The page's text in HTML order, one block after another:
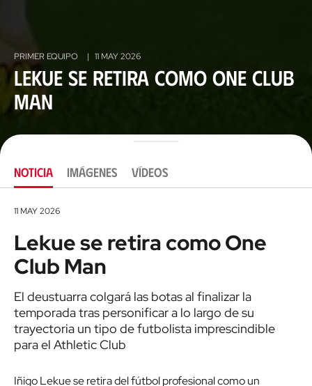
PRIMER EQUIPO | 11 MAY 2026
Lekue se retira como One Club
Man
NOTICIA IMÁGENES VÍDEOS
11 MAY 2026
Lekue se retira como One
Club Man
El deustuarra colgará las botas al finalizar la
temporada tras personificar a lo largo de su
trayectoria un tipo de futbolista imprescindible
para el Athletic Club
Iñigo Lekue se retira del fútbol profesional como un